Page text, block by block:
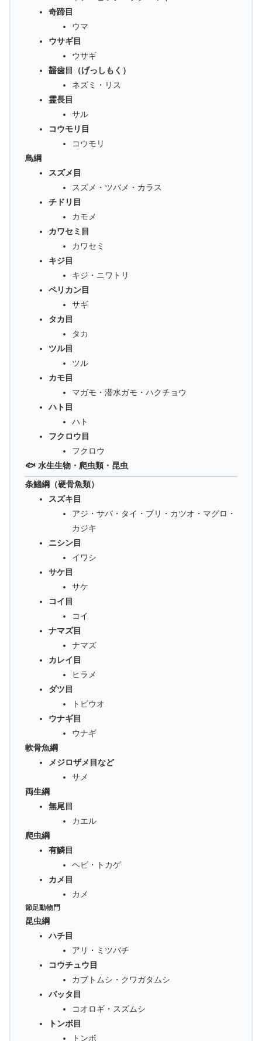
奇蹄目
ウマ
ウサギ目
ウサギ
齧歯目（げっしもく）
ネズミ・リス
霊長目
サル
コウモリ目
コウモリ
鳥綱
スズメ目
スズメ・ツバメ・カラス
チドリ目
カモメ
カワセミ目
カワセミ
キジ目
キジ・ニワトリ
ペリカン目
サギ
タカ目
タカ
ツル目
ツル
カモ目
マガモ・潜水ガモ・ハクチョウ
ハト目
ハト
フクロウ目
フクロウ
🐟 水生生物・爬虫類・昆虫
条鰭綱（硬骨魚類）
スズキ目
アジ・サバ・タイ・ブリ・カツオ・マグロ・
カジキ
ニシン目
イワシ
サケ目
サケ
コイ目
コイ
ナマズ目
ナマズ
カレイ目
ヒラメ
ダツ目
トビウオ
ウナギ目
ウナギ
軟骨魚綱
メジロザメ目など
サメ
両生綱
無尾目
カエル
爬虫綱
有鱗目
ヘビ・トカゲ
カメ目
カメ
節足動物門
昆虫綱
ハチ目
アリ・ミツバチ
コウチュウ目
カブトムシ・クワガタムシ
バッタ目
コオロギ・スズムシ
トンボ目
トンボ